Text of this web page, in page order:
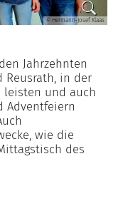
© Hermann-Josef Klaas
Jahrzehnten
Reusrath, in der
leisten und auch
Adventfeiern
wie die
des